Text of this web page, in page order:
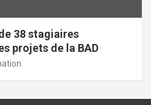
38 stagiaires
projets de la BAD